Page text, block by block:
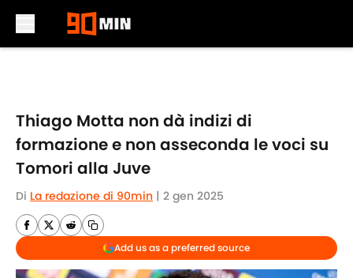
Thiago Motta non dà indizi di
formazione e non asseconda le voci su
Tomori alla Juve
Di La redazione di 90min | 2 gen 2025
Add us as a preferred source